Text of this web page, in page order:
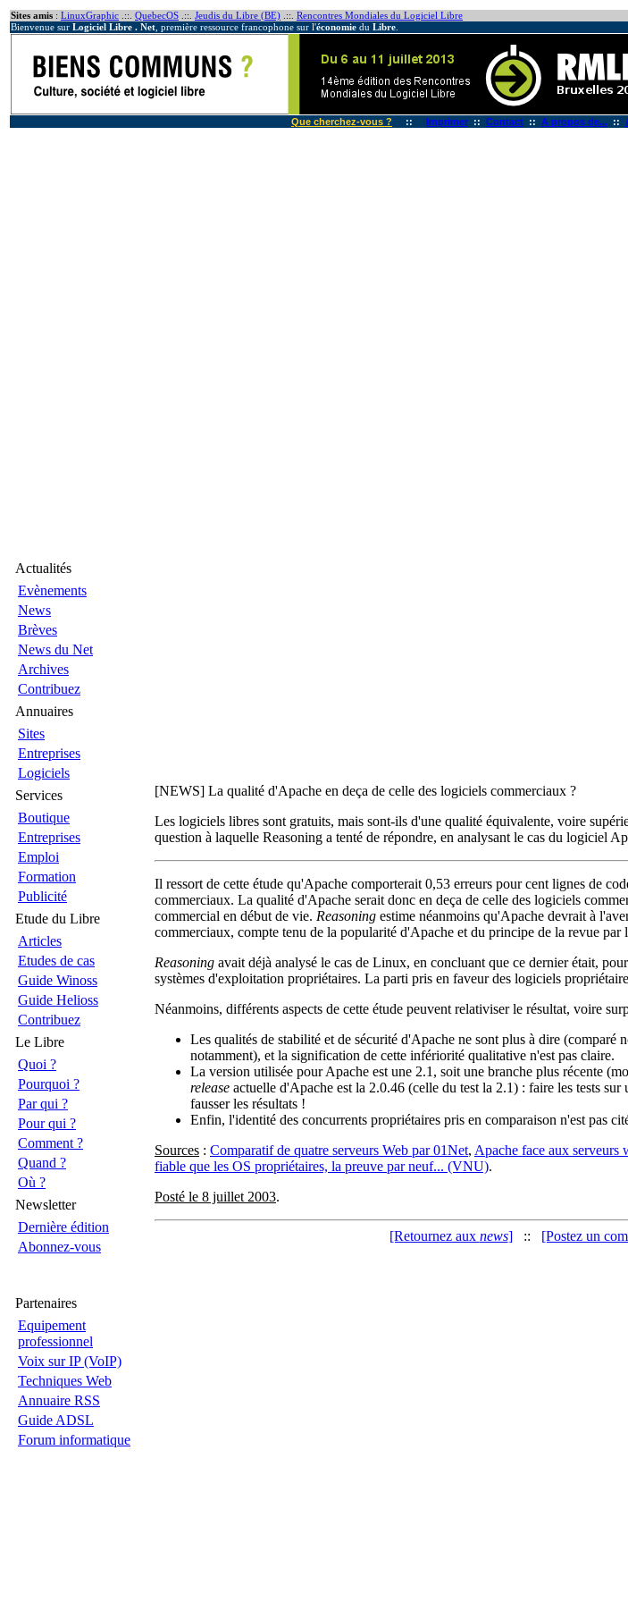
Sites amis : LinuxGraphic .::. QuebecOS .::. Jeudis du Libre (BE) .::. Rencontres Mondiales du Logiciel Libre
Bienvenue sur Logiciel Libre . Net , première ressource francophone sur l'économie du Libre
Que cherchez-vous ? :: Imprimer :: Contact :: A propos de... ::
Actualités
Evènements
News
Brèves
News du Net
Archives
Contribuez
Annuaires
Sites
Entreprises
Logiciels
Services
Boutique
Entreprises
Emploi
Formation
Publicité
Etude du Libre
Articles
Etudes de cas
Guide Winoss
Guide Helioss
Contribuez
Le Libre
Quoi ?
Pourquoi ?
Par qui ?
Pour qui ?
Comment ?
Quand ?
Où ?
Newsletter
Dernière édition
Abonnez-vous
Partenaires
Equipement
professionnel
Voix sur IP (VoIP)
Techniques Web
Annuaire RSS
Guide ADSL
Forum informatique
[NEWS] La qualité d'Apache en deça de celle des logiciels commerciaux ?
Les logiciels libres sont gratuits, mais sont-ils d'une qualité équivalente, voire
question à laquelle Reasoning a tenté de répondre, en analysant le cas du logiciel
Il ressort de cette étude qu'Apache comporterait 0,53 erreurs pour cent lignes de
commerciaux. La qualité d'Apache serait donc en deça de celle des logiciels
commercial en début de vie. Reasoning estime néanmoins qu'Apache devrait à
commerciaux, compte tenu de la popularité d'Apache et du principe de la revue par
Reasoning avait déjà analysé le cas de Linux, en concluant que ce dernier était,
systèmes d'exploitation propriétaires. La parti pris en faveur des logiciels
Néanmoins, différents aspects de cette étude peuvent relativiser le résultat, voire
Les qualités de stabilité et de sécurité d'Apache ne sont plus à dire
notamment), et la signification de cette infériorité qualitative n'est pas claire.
La version utilisée pour Apache est une 2.1, soit une branche plus récente
release actuelle d'Apache est la 2.0.46 (celle du test la 2.1) : faire les tests
fausser les résultats !
Enfin, l'identité des concurrents propriétaires pris en comparaison n'est pas
Sources : Comparatif de quatre serveurs Web par 01Net, Apache face aux
fiable que les OS propriétaires, la preuve par neuf... (VNU).
Posté le 8 juillet 2003.
[Retournez aux news]:: [Postez un